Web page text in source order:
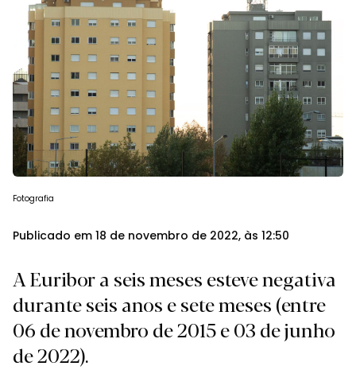
Fotografia
Publicado em 18 de novembro de 2022, às 12:50
A Euribor a seis meses esteve negativa
durante seis anos e sete meses (entre
06 de novembro de 2015 e 03 de junho
de 2022).